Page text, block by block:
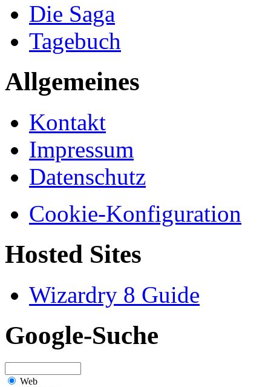
Die Saga
Tagebuch
Allgemeines
Kontakt
Impressum
Datenschutz
Cookie-Konfiguration
Hosted Sites
Wizardry 8 Guide
Google-Suche
Web